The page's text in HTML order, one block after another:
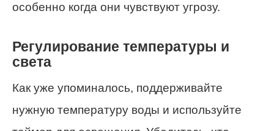
особенно когда они чувствуют угрозу.
Регулирование температуры и
света
Как уже упоминалось, поддерживайте
нужную температуру воды и используйте